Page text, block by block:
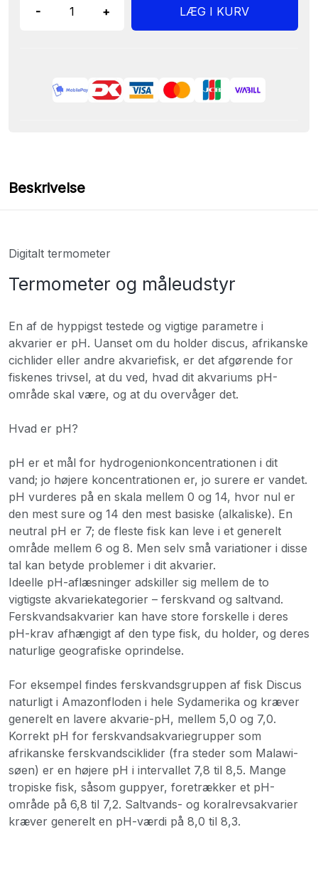
- + LÆG I KURV
Beskrivelse
Digitalt termometer
Termometer og måleudstyr
En af de hyppigst testede og vigtige parametre i
akvarier er pH. Uanset om du holder discus, afrikanske
cichlider eller andre akvariefisk, er det afgørende for
fiskenes trivsel, at du ved, hvad dit akvariums pH-
område skal være, og at du overvåger det.
Hvad er pH?
pH er et mål for hydrogenionkoncentrationen i dit
vand; jo højere koncentrationen er, jo surere er vandet.
pH vurderes på en skala mellem 0 og 14, hvor nul er
den mest sure og 14 den mest basiske (alkaliske). En
neutral pH er 7; de fleste fisk kan leve i et generelt
område mellem 6 og 8. Men selv små variationer i disse
tal kan betyde problemer i dit akvarier.
Ideelle pH-aflæsninger adskiller sig mellem de to
vigtigste akvariekategorier – ferskvand og saltvand.
Ferskvandsakvarier kan have store forskelle i deres
pH-krav afhængigt af den type fisk, du holder, og deres
naturlige geografiske oprindelse.
For eksempel findes ferskvandsgruppen af fisk Discus
naturligt i Amazonfloden i hele Sydamerika og kræver
generelt en lavere akvarie-pH, mellem 5,0 og 7,0.
Korrekt pH for ferskvandsakvariegrupper som
afrikanske ferskvandsciklider (fra steder som Malawi-
søen) er en højere pH i intervallet 7,8 til 8,5. Mange
tropiske fisk, såsom guppyer, foretrækker et pH-
område på 6,8 til 7,2. Saltvands- og koralrevsakvarier
kræver generelt en pH-værdi på 8,0 til 8,3.